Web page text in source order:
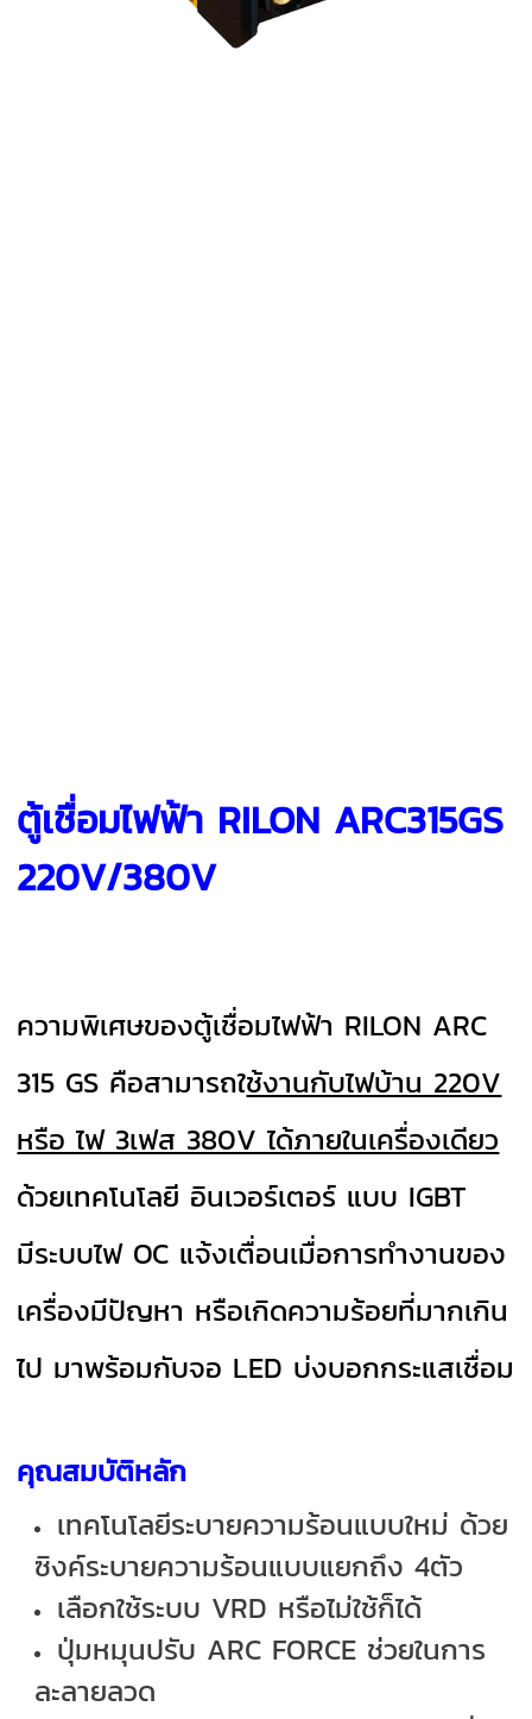
ตู้เชื่อมไฟฟ้า RILON ARC315GS
220V/380V
ความพิเศษของตู้เชื่อมไฟฟ้า RILON ARC
315 GS คือสามารถใช้งานกับไฟบ้าน 220V
หรือ ไฟ 3เฟส 380V ได้ภายในเครื่องเดียว
ด้วยเทคโนโลยี อินเวอร์เตอร์ แบบ IGBT
มีระบบไฟ OC แจ้งเตื่อนเมื่อการทำงานของ
เครื่องมีปัญหา หรือเกิดความร้อยที่มากเกิน
ไป มาพร้อมกับจอ LED บ่งบอกกระแสเชื่อม
คุณสมบัติหลัก
เทคโนโลยีระบายความร้อนแบบใหม่ ด้วย
ซิงค์ระบายความร้อนแบบแยกถึง 4ตัว
เลือกใช้ระบบ VRD หรือไม่ใช้ก็ได้
ปุ่มหมุนปรับ ARC FORCE ช่วยในการ
ละลายลวด